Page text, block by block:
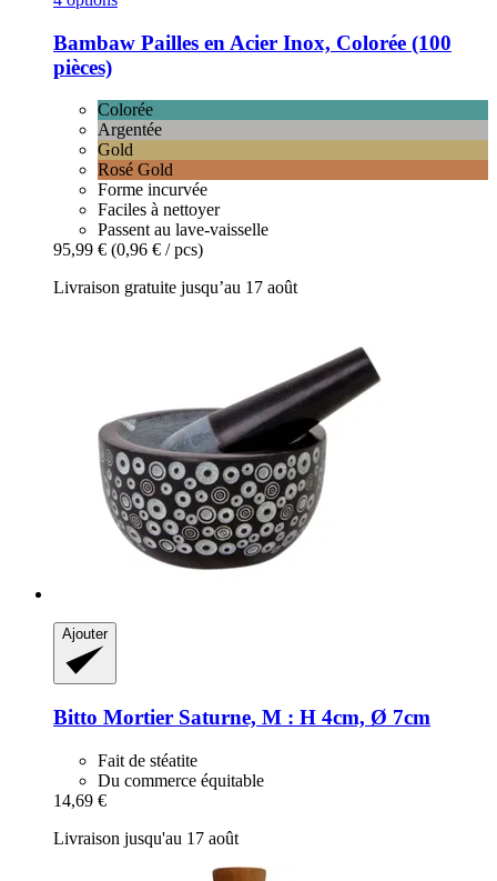
Bambaw Pailles en Acier Inox, Colorée (100
pièces)
Colorée
Argentée
Gold
Rosé Gold
Forme incurvée
Faciles à nettoyer
Passent au lave-vaisselle
95,99 € (0,96 € / pcs)
Livraison gratuite jusqu’au 17 août
Ajouter
Bitto Mortier Saturne, M : H 4cm, Ø 7cm
Fait de stéatite
Du commerce équitable
14,69 €
Livraison jusqu'au 17 août